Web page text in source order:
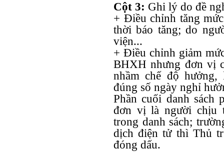
Cột 3: Ghi lý do đề
+ Điều chỉnh tăng
thời báo tăng; do
viện...
+ Điều chỉnh giảm
BHXH nhưng đơn vị
nhầm chế độ
đúng số ngày nghỉ
Phần cuối danh sách
đơn vị là người chịu
trong danh sách;
dịch điện tử thì Thủ
đóng dấu.